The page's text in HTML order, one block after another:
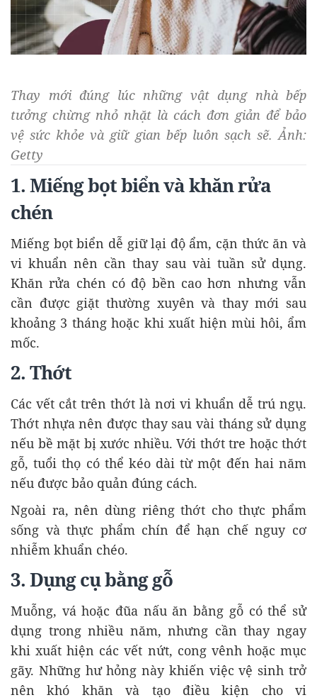
Thay mới đúng lúc những vật dụng nhà bếp
tưởng chừng nhỏ nhặt là cách đơn giản để bảo
vệ sức khỏe và giữ gian bếp luôn sạch sẽ. Ảnh:
Getty
1. Miếng bọt biển và khăn rửa
chén
Miếng bọt biển dễ giữ lại độ ẩm, cặn thức ăn và
vi khuẩn nên cần thay sau vài tuần sử dụng.
Khăn rửa chén có độ bền cao hơn nhưng vẫn
cần được giặt thường xuyên và thay mới sau
khoảng 3 tháng hoặc khi xuất hiện mùi hôi, ẩm
mốc.
2. Thớt
Các vết cắt trên thớt là nơi vi khuẩn dễ trú ngụ.
Thớt nhựa nên được thay sau vài tháng sử dụng
nếu bề mặt bị xước nhiều. Với thớt tre hoặc thớt
gỗ, tuổi thọ có thể kéo dài từ một đến hai năm
nếu được bảo quản đúng cách.
Ngoài ra, nên dùng riêng thớt cho thực phẩm
sống và thực phẩm chín để hạn chế nguy cơ
nhiễm khuẩn chéo.
3. Dụng cụ bằng gỗ
Muỗng, vá hoặc đũa nấu ăn bằng gỗ có thể sử
dụng trong nhiều năm, nhưng cần thay ngay
khi xuất hiện các vết nứt, cong vênh hoặc mục
gãy. Những hư hỏng này khiến việc vệ sinh trở
nên khó khăn và tạo điều kiện cho vi